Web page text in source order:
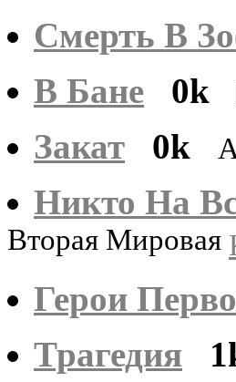
Смерть В
В Бане
0k
Закат 0k
Никто На
Вторая Мировая
Герои
Трагедия